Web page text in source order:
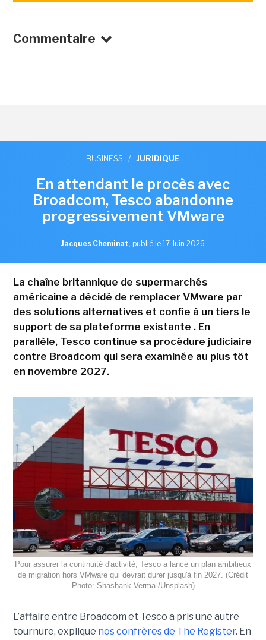
Commentaire
BUSINESS / JURIDIQUE
En attendant le procès avec
Broadcom, Tesco abandonne
progressivement VMware
Jacques Cheminat, publié le 17 Juin 2026
La chaîne britannique de supermarchés
américaine a décidé de remplacer VMware par
des solutions alternatives et confie à un tiers le
support de sa plateforme existante . En
parallèle, Tesco continue sa procédure judiciaire
contre Broadcom qui sera examinée au plus tôt
en novembre 2027.
Pour assurer la continuité d'activité, Tesco a lancé un plan ambitieux
de migration hors VMware qui devrait durer jusqu'à fin 2027. (Crédit
Photo: Shashank Verma /Unsplash)
L’affaire entre Broadcom et Tesco a pris une autre
tournure, explique nos confrères de The Register. En